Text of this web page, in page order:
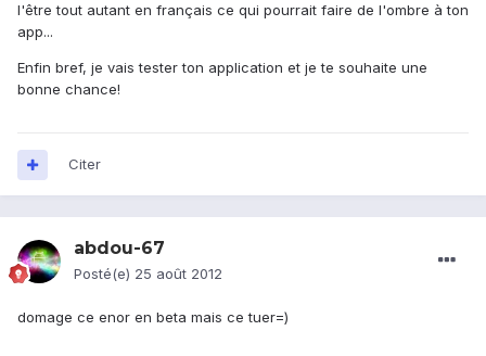
l'être tout autant en français ce qui pourrait faire de l'ombre à ton
app...
Enfin bref, je vais tester ton application et je te souhaite une
bonne chance!
Citer
abdou-67
Posté(e) 25 août 2012
domage ce enor en beta mais ce tuer=)